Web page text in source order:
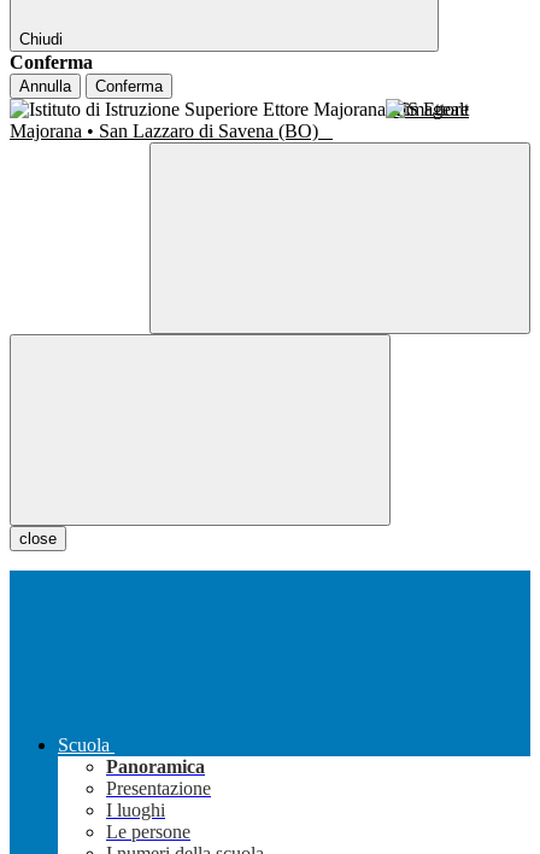
Chiudi
Conferma
Annulla Conferma
IIS Ettore
Majorana • San Lazzaro di Savena (BO)
close
Scuola
Panoramica
Presentazione
I luoghi
Le persone